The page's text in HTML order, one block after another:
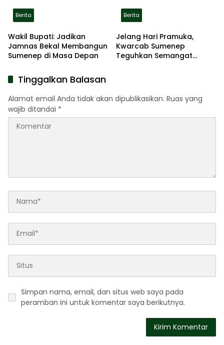
Berita
Wakil Bupati: Jadikan
Jamnas Bekal Membangun
Sumenep di Masa Depan
Berita
Jelang Hari Pramuka,
Kwarcab Sumenep
Teguhkan Semangat
Tinggalkan Balasan
Alamat email Anda tidak akan dipublikasikan. Ruas yang
wajib ditandai *
Simpan nama, email, dan situs web saya pada
peramban ini untuk komentar saya berikutnya.